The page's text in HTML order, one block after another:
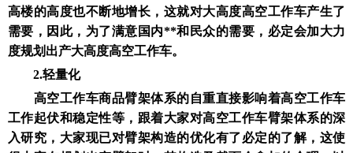
高楼的高度也不断地增长，这就对大高度高空工作车产生了
需要，因此，为了满意国内**和民众的需要，必定会加大力
度规划出产大高度高空工作车。
2.轻量化
高空工作车商品臂架体系的自重直接影响着高空工作车
工作起伏和稳定性等，跟着大家对高空工作车臂架体系的深
入研究，大家现已对臂架构造的优化有了必定的了解，这使